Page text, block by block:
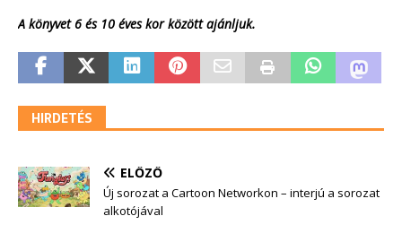
A könyvet 6 és 10 éves kor között ajánljuk.
HIRDETÉS
ELŐZŐ
Új sorozat a Cartoon Networkon – interjú a sorozat
alkotójával